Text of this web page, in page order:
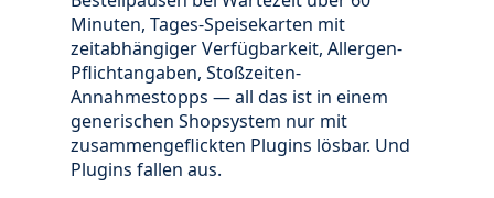
Minuten, Tages-Speisekarten mit
zeitabhängiger Verfügbarkeit, Allergen-
Pflichtangaben, Stoßzeiten-
Annahmestopps — all das ist in einem
generischen Shopsystem nur mit
zusammengeflickten Plugins lösbar. Und
Plugins fallen aus.